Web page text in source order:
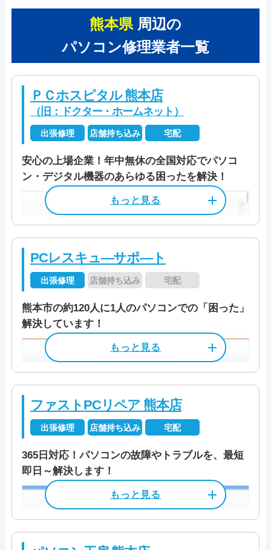
熊本県 周辺の
パソコン修理業者一覧
ＰＣホスピタル 熊本店
（旧：ドクター・ホームネット）
出張修理 店舗持ち込み 宅配
安心の上場企業！年中無休の全国対応でパソコ
ン・デジタル機器のあらゆる困ったを解決！
店舗住所
〒 862-0959
熊本県熊本市中央区白山1丁目2-13
熊本市電「味噌天神前」駅から徒
歩7分
受付時間 9:00～21:00
定休日 年末年始
PCレスキュ―サポ―ト
出張修理 店舗持ち込み 宅配
熊本市の約120人に1人のパソコンでの「困った」
解決しています！
店舗住所
〒 862-0920
熊本市月出7丁目1-8
営業時間
夏季 9:00～19:00
ファストPCリペア 熊本店
出張修理 店舗持ち込み 宅配
365日対応！パソコンの故障やトラブルを、最短
即日～解決します！